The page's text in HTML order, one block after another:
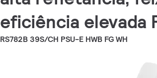
eficiência elevada
RS782B 39S/CH PSU-E HWB FG WH